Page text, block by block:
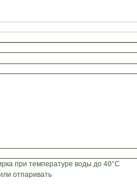
при температуре воды до 40°C
отпаривать